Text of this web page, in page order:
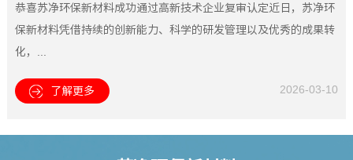
优点。采用两岸固定生
态生物膜原位修复技
术，可以对城市水道水
系，进行脱氮、除碳和
去磷处理，具有原位修
峻，污水厂出水标准提
高，特别是对于北方及
恭喜苏净环保新材料成功通过高新技术企业复审认定近日，苏净环
保新材料凭借持续的创新能力、科学的研发管理以及优秀的成果转
化，...
了解更多 2026-03-10